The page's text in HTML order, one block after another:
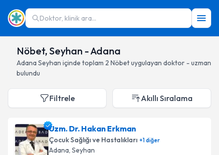
Doktor, klinik ara...
Nöbet, Seyhan - Adana
Adana Seyhan içinde toplam 2 Nöbetuygulayan doktor - uzman
bulundu
Filtrele Akıllı Sıralama
Uzm. Dr. Hakan Erkman
Çocuk Sağlığı ve Hastalıkları +1diğer
Adana, Seyhan